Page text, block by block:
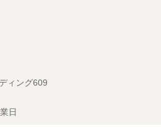
ィング609
日